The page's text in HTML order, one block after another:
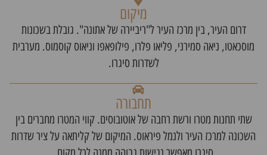
מיקום
דרום העיר, בין מרכז העיר ל"ריביירה של אתונה". גובלת בשכונות
מוסכאטו, ניאה סמירני, פליאו פלרו, פילופאפו וניאוס קוסמוס. מערבית
לשדרות סיגרו.
תחבורה
שתי תחנות מטרו ורשת רחבה של אוטובוסים. קווי המטרו מחברים בין
השכונה למרכז העיר ולנמל פיראוס. המיקום של קליתאה על ציר שדרות